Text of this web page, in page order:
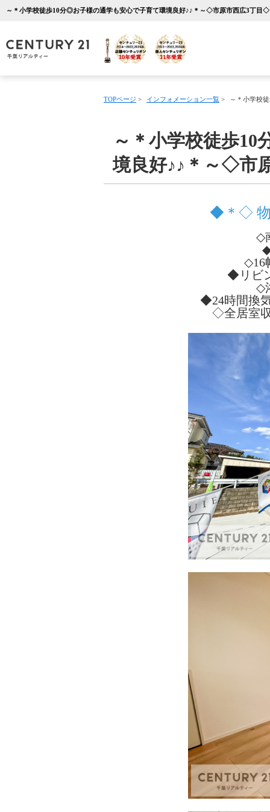
TOPページ > インフォメーション一覧 > ～＊小学校
～＊小学校徒歩
境良好♪♪＊～◇市
◆＊◇ 物
◇
◇16
◆リビ
◇
◆24時間換
◇全居室